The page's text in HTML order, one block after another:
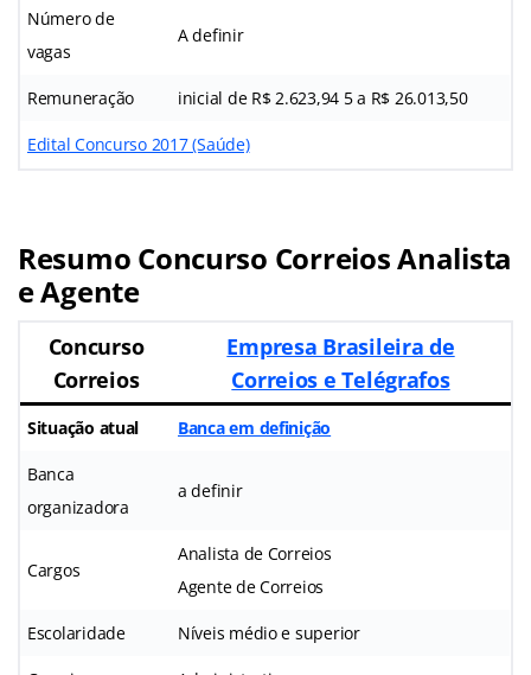
Número de
vagas
A definir
Remuneração inicial de R$ 2.623,94 5 a R$ 26.013,50
Edital Concurso 2017 (Saúde)
Resumo Concurso Correios Analista
e Agente
Concurso
Correios
Empresa Brasileira de
Correios e Telégrafos
Situação atual Banca em definição
Banca
organizadora
a definir
Cargos
Analista de Correios
Agente de Correios
Escolaridade Níveis médio e superior